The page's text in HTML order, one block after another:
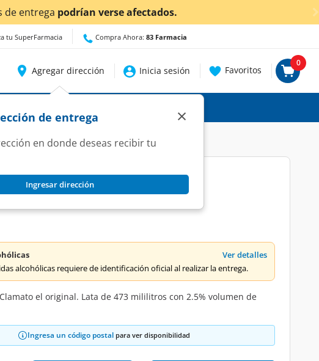
¡Ahora también en Aguascalientes!
tu SuperFarmacia Compra Ahora: 83 Farmacia
Agregar dirección
de entrega
en donde deseas recibir tu
Ingresar dirección
×
Inicia sesión Favoritos
0
Clamato, 473 ml.
Ver detalles
alcohólicas requiere de identificación oficial al realizar la entrega.
el original. Lata de 473 mililitros con 2.5% volumen de
Ingresa un código postal para ver disponibilidad